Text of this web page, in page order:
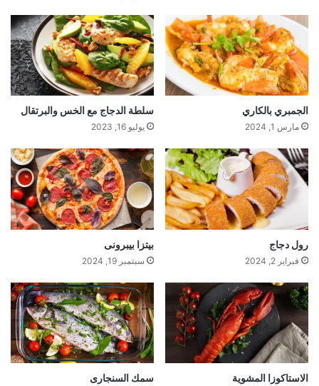
الجمبري بالكاري
مارس 1, 2024
سلطة الدجاج مع الخس والبرتقال
يوليو 16, 2023
رول دجاج
فبراير 2, 2024
بيتزا بيبرونى
سبتمبر 19, 2024
الاستاكوزا المشوية سمك السنجارى